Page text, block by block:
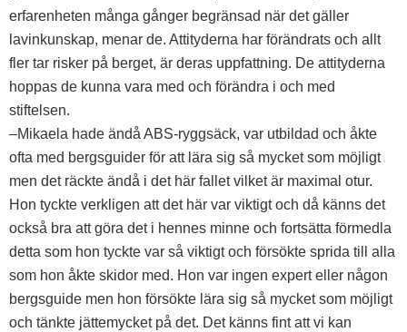
erfarenheten många gånger begränsad när det gäller
lavinkunskap, menar de. Attityderna har förändrats och allt
fler tar risker på berget, är deras uppfattning. De attityderna
hoppas de kunna vara med och förändra i och med
stiftelsen.
–Mikaela hade ändå ABS-ryggsäck, var utbildad och åkte
ofta med bergsguider för att lära sig så mycket som möjligt
men det räckte ändå i det här fallet vilket är maximal otur.
Hon tyckte verkligen att det här var viktigt och då känns det
också bra att göra det i hennes minne och fortsätta förmedla
detta som hon tyckte var så viktigt och försökte sprida till alla
som hon åkte skidor med. Hon var ingen expert eller någon
bergsguide men hon försökte lära sig så mycket som möjligt
och tänkte jättemycket på det. Det känns fint att vi kan